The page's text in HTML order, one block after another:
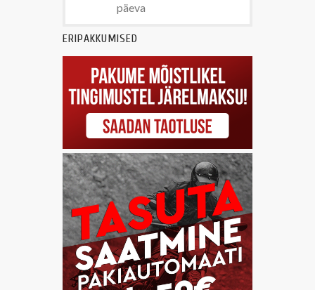
päeva
ERIPAKKUMISED